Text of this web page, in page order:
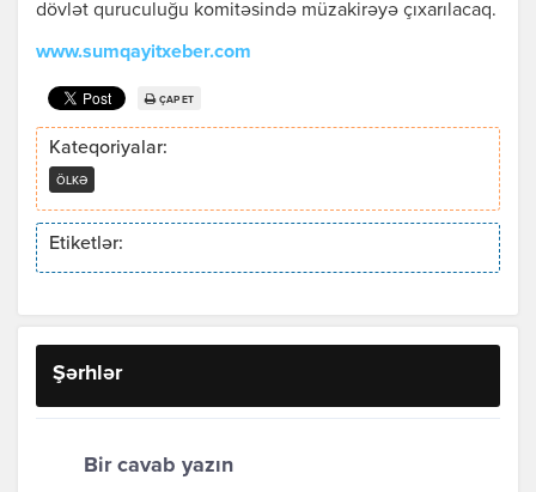
dövlət quruculuğu komitəsində müzakirəyə çıxarılacaq.
www.sumqayitxeber.com
ÇAP ET
Kateqoriyalar:
ÖLKƏ
Etiketlər:
Şərhlər
Bir cavab yazın